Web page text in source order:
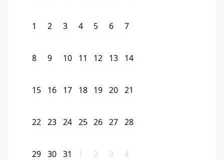
1 2 3 4 5 6 7
8 9 10 11 12 13 14
15 16 17 18 19 20 21
22 23 24 25 26 27 28
29 30 31 1 2 3 4